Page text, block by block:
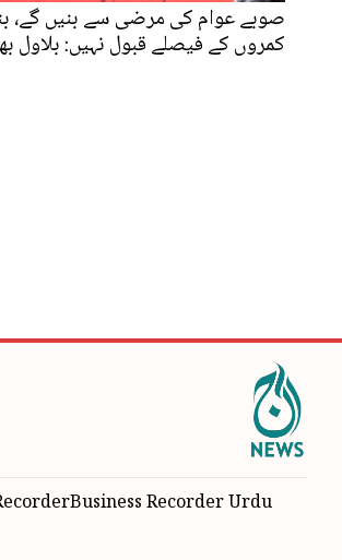
صوبے عوام کی مرضی سے بنیں گے،
کمروں کے فیصلے قبول نہیں: بلاول
Business Recorder Urdu